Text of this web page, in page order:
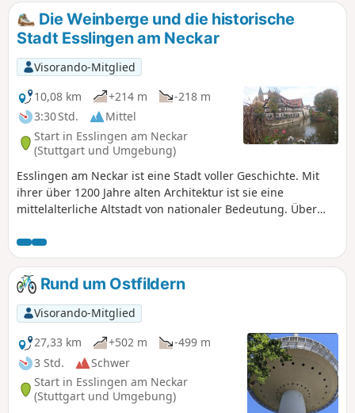
Nutzung der App erforderlich.
Die Weinberge und die historische
Stadt Esslingen am Neckar
Visorando-Mitglied
10,08 km
+214 m
-218 m
3:30 Std.
Mittel
Start in Esslingen am Neckar
(Stuttgart und Umgebung)
Esslingen am Neckar ist eine Stadt voller Geschichte. Mit
ihrer über 1200 Jahre alten Architektur ist sie eine
mittelalterliche Altstadt von nationaler Bedeutung. Über
sind hier auf engstem Raum vereint, umgeben von
Weinbergen, darunter der älteste Sekthersteller
Deutschlands. Nutzung der Anwendung erforderlich.
Rund um Ostfildern
Visorando-Mitglied
27,33 km
+502 m
-499 m
3 Std.
Schwer
Start in Esslingen am Neckar
(Stuttgart und Umgebung)